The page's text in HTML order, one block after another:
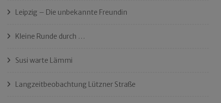
Leipzig – Die unbekannte Freundin
Kleine Runde durch …
Susi warte Lämmi
Langzeitbeobachtung Lützner Straße